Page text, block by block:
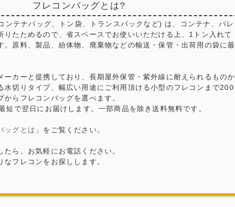
フレコンバッグとは?
ンテナバッグ、トン袋、トランスバックなど) は、コンテナ、パレ
りたためるので、省スペースでお使いいただける上、1トン入れて
。原料、製品、紛体物、廃棄物などの輸送・保管・出荷用の袋に最
ーカーと提携しており、長期屋外保管・紫外線に耐えられるものか
水切りタイプ、幅広い用途にご利用頂ける小型のフレコンまで200
らフレコンバッグを選べます。
短で翌日にお届けします。一部商品を除き送料無料です。
ッグとは 」をご覧ください。
たら、お気軽にお電話ください。
フレコンをお探しします。